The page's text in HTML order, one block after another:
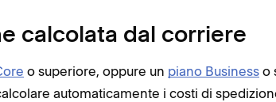
calcolata dal corriere
o superiore, oppure un piano Business o
automaticamente i costi di